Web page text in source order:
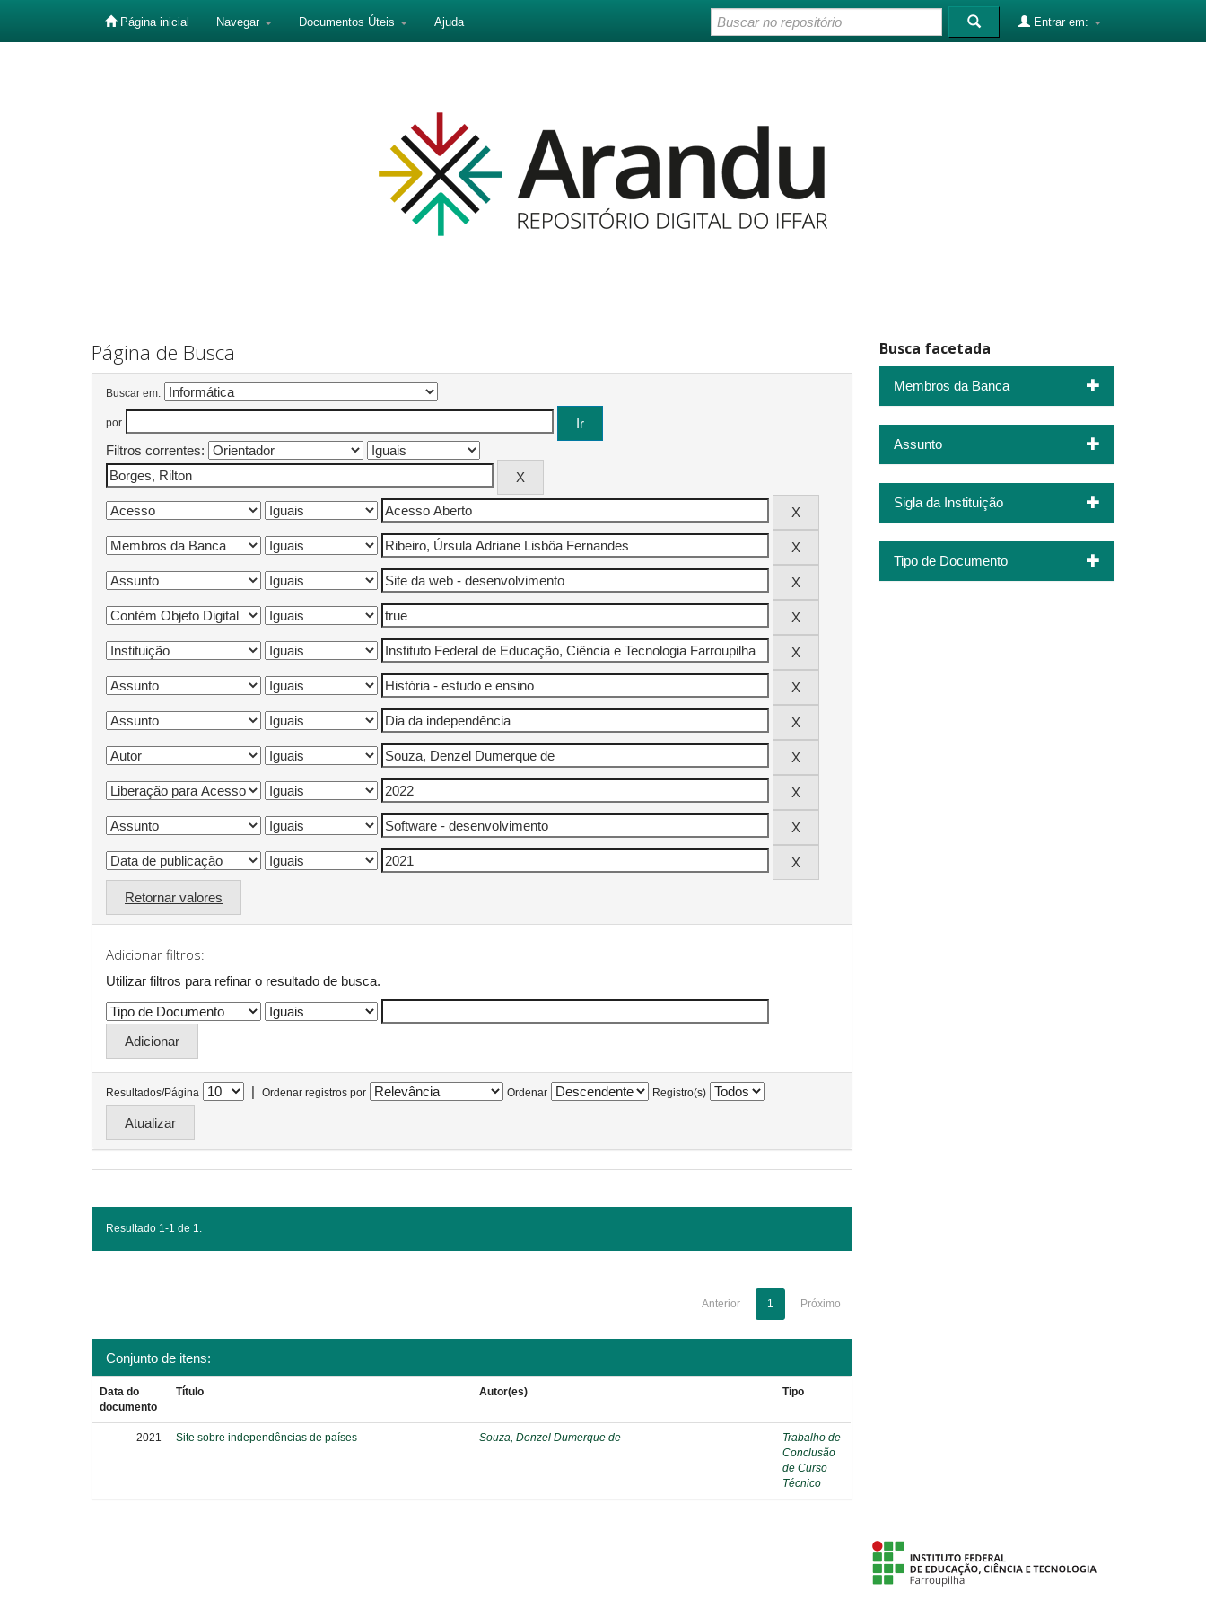
Página inicial Navegar Documentos Úteis Ajuda Entrar em:
Página de Busca
Buscar em:
por
Filtros correntes:
Retornar valores
Adicionar filtros:
Utilizar filtros para refinar o resultado de busca.
Resultados/Página | Ordenar registros por Ordenar Registro(s)
Resultado 1-1 de 1.
Anterior 1 Próximo
Conjunto de itens:
Data do
documento
Título Autor(es) Tipo
2021 Site sobre independências de países Souza, Denzel Dumerque de
Trabalho de
Conclusão
de Curso
Técnico
Busca facetada
Membros da Banca
Assunto
Sigla da Instituição
Tipo de Documento